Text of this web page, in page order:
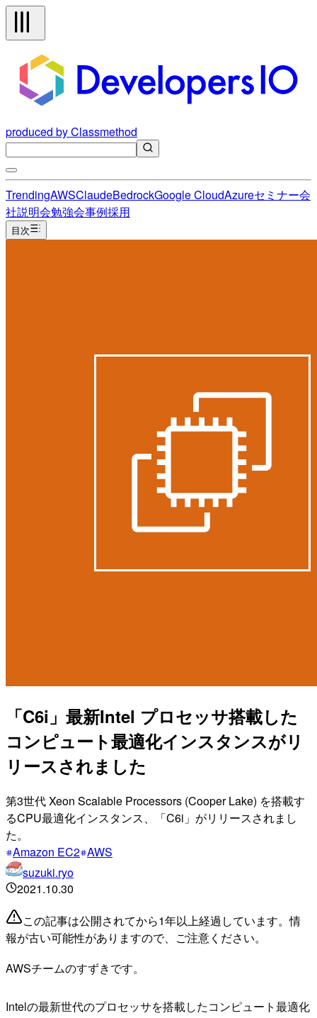
produced by Classmethod
TrendingAWSClaudeBedrockGoogle CloudAzureセミナー会
社説明会勉強会事例採用
目次
「C6i」最新Intel プロセッサ搭載した
コンピュート最適化インスタンスがリ
リースされました
第3世代 Xeon Scalable Processors (Cooper Lake) を搭載す
るCPU最適化インスタンス、「C6i」がリリースされまし
た。
Amazon EC2 AWS
suzuki.ryo
2021.10.30
この記事は公開されてから1年以上経過しています。情
報が古い可能性がありますので、ご注意ください。
AWSチームのすずきです。
Intelの最新世代のプロセッサを搭載したコンピュート最適化